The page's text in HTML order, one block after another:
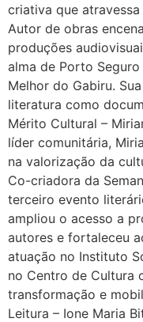
criativa que
Autor de obras
produções
alma de Porto
Melhor do Gabiru.
literatura como
Mérito Cultural –
líder comunitária,
na valorização da
Co-criadora da
terceiro evento
ampliou o acesso a
autores e fortaleceu
atuação no Instituto
no Centro de Cultura
transformação e
Leitura – Ione Maria